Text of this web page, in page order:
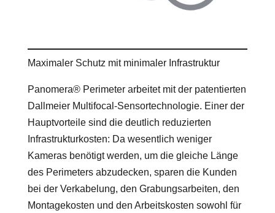
Maximaler Schutz mit minimaler Infrastruktur
Panomera® Perimeter arbeitet mit der patentierten
Dallmeier Multifocal-Sensortechnologie. Einer der
Hauptvorteile sind die deutlich reduzierten
Infrastrukturkosten: Da wesentlich weniger
Kameras benötigt werden, um die gleiche Länge
des Perimeters abzudecken, sparen die Kunden
bei der Verkabelung, den Grabungsarbeiten, den
Montagekosten und den Arbeitskosten sowohl für